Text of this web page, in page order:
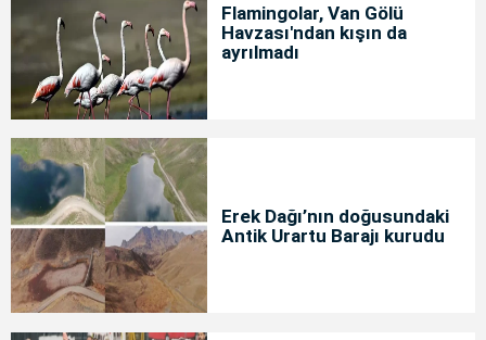
Flamingolar, Van Gölü
Havzası'ndan kışın da
ayrılmadı
Erek Dağı’nın doğusundaki
Antik Urartu Barajı kurudu